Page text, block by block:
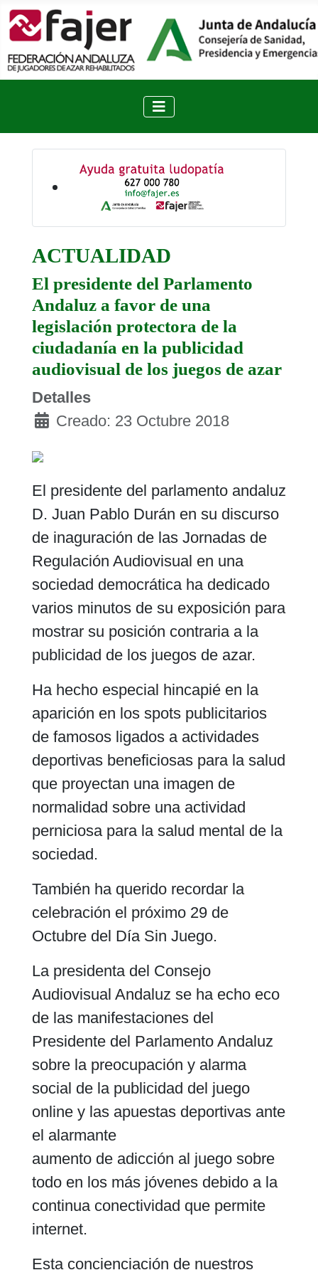
ACTUALIDAD
El presidente del Parlamento
Andaluz a favor de una
legislación protectora de la
ciudadanía en la publicidad
audiovisual de los juegos de azar
Detalles
Creado: 23 Octubre 2018
El presidente del parlamento andaluz
D. Juan Pablo Durán en su discurso
de inaguración de las Jornadas de
Regulación Audiovisual en una
sociedad democrática ha dedicado
varios minutos de su exposición para
mostrar su posición contraria a la
publicidad de los juegos de azar.
Ha hecho especial hincapié en la
aparición en los spots publicitarios
de famosos ligados a actividades
deportivas beneficiosas para la salud
que proyectan una imagen de
normalidad sobre una actividad
perniciosa para la salud mental de la
sociedad.
También ha querido recordar la
celebración el próximo 29 de
Octubre del Día Sin Juego.
La presidenta del Consejo
Audiovisual Andaluz se ha echo eco
de las manifestaciones del
Presidente del Parlamento Andaluz
sobre la preocupación y alarma
social de la publicidad del juego
online y las apuestas deportivas ante
el alarmante
aumento de adicción al juego sobre
todo en los más jóvenes debido a la
continua conectividad que permite
internet.
Esta concienciación de nuestros